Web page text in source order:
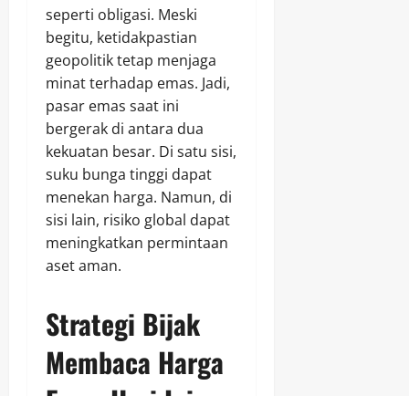
seperti obligasi. Meski
begitu, ketidakpastian
geopolitik tetap menjaga
minat terhadap emas. Jadi,
pasar emas saat ini
bergerak di antara dua
kekuatan besar. Di satu sisi,
suku bunga tinggi dapat
menekan harga. Namun, di
sisi lain, risiko global dapat
meningkatkan permintaan
aset aman.
Strategi Bijak
Membaca Harga